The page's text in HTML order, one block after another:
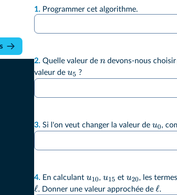
1. Programmer cet algorithme.
2. Quelle valeur de n devons-nous
valeur de u5 ?
3. Si l'on veut changer la valeur de u0,
4. En calculant u10, u15 et u20, les
ℓ. Donner une valeur approchée de ℓ.